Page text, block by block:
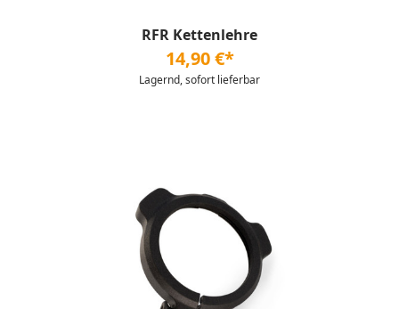
RFR Kettenlehre
14,90 €*
Lagernd, sofort lieferbar